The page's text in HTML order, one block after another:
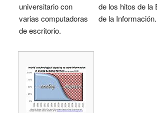
universitario con
varias computadoras
de escritorio.
de los hitos de la
de la Información.